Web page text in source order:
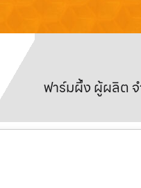
ฟาร์มผึ้ง ผู้ผลิต